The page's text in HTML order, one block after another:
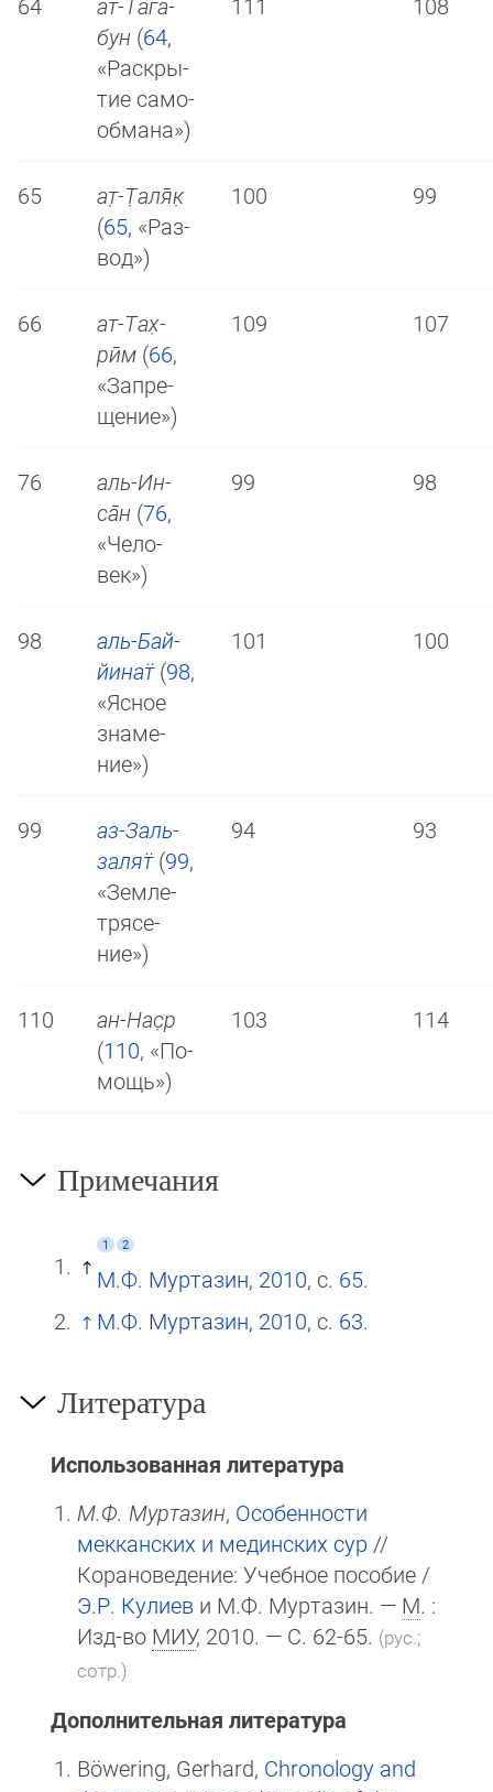
бун (64,
«Рас­кры­
тие са­мо­
об­ма­на»)
65
ат̣-Т̣а­ля̄к̣
(65, «Раз­
вод»)
100 99
66
ат-Тах̣­
рӣм (66,
«Зап­ре­
ще­ние»)
109 107
76
аль-Ин­
са̄н (76,
«Че­ло­
век»)
99 98
98
аль-Бай­
йи­нат̈(98,
«Яс­ное
зна­ме­
ние»)
101 100
99
аз-Заль­
за­лят̈(99,
«Зе­мле­
тря­се­
ние»)
94 93
110
ан-Нас̣р
(110, «По­
мощь»)
103 114
Примечания
1 2
М.Ф. Муртазин, 2010, с. 65.
М.Ф. Муртазин, 2010, с. 63.
Литература
Использованная литература
М.Ф. Муртазин, Особенности
мекканских и мединских сур //
Корановедение: Учебное пособие /
Э.Р. Кулиев и М.Ф. Муртазин. — М. :
Изд-во МИУ, 2010. — С. 62-65. (рус.;
сотр.)
Дополнительная литература
Böwering, Gerhard, Chronology and